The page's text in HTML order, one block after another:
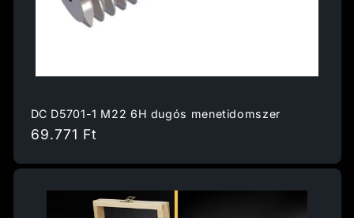
DC D5701-1 M22 6H dugós menetidomszer
Normál
69.771 Ft